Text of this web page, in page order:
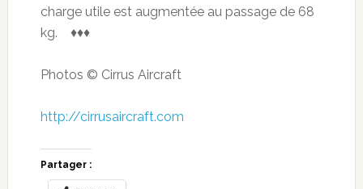
charge utile est augmentée au passage de 68
kg. ♦♦♦
Photos © Cirrus Aircraft
http://cirrusaircraft.com
Partager :